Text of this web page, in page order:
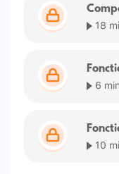
18
6 min
10